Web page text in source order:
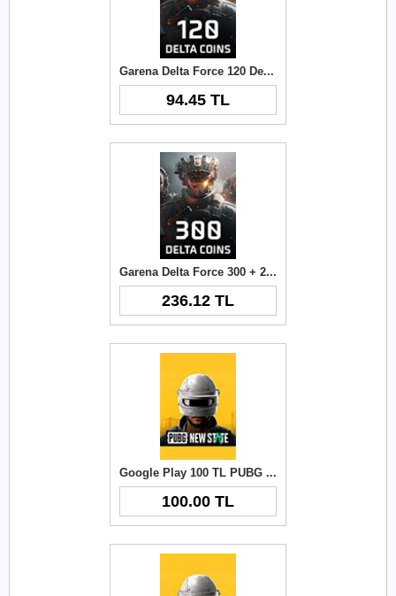
Garena Delta Force 120 Delta Coins TR
94.45 TL
Garena Delta Force 300 + 21 Delta Coins TR
236.12 TL
Google Play 100 TL PUBG New State NC
100.00 TL